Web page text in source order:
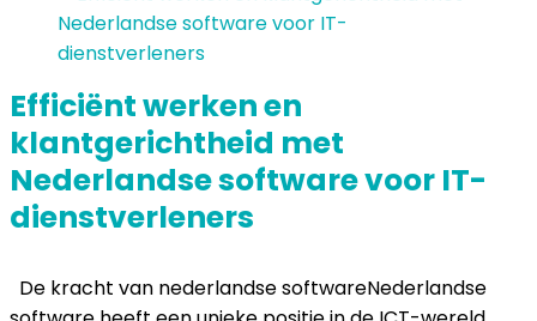
Efficiënt werken en
klantgerichtheid met
Nederlandse software voor IT-
dienstverleners
De kracht van nederlandse softwareNederlandse